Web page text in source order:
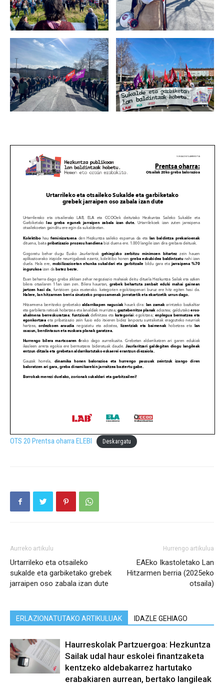
OTS 20 Prentsa oharra ELEBI Deskargatu
Aurreko artikulu
Urtarrileko eta otsaileko
sukalde eta garbiketako grebek
jarraipen oso zabala izan dute
Hurrengo artikulua
EAEko Ikastoletako Lan
Hitzarmen berria (2025eko
otsaila)
ERLAZIONATUTAKO ARTIKULUAK IDAZLE GEHIAGO
Haurreskolak Partzuergoa: Hezkuntza
Sailak udal haur eskolei finantzaketa
kentzeko aldebakarrez hartutako
erabakiaren aurrean, bertako langileak